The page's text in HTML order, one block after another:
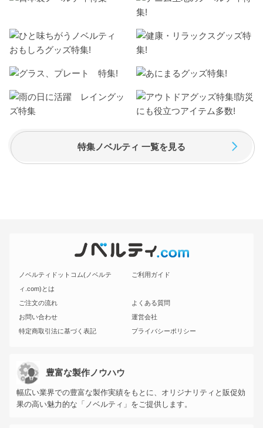
特集ノベルティ 一覧を見る
ノベルティドットコム(ノベルテ
ィ.com)とは
ご利用ガイド
ご注文の流れ
よくある質問
お問い合わせ
運営会社
特定商取引法に基づく表記
プライバシーポリシー
豊富な製作ノウハウ
幅広い業界での豊富な製作実績をもとに、オリジナリティと販促効
果の高い魅力的な「ノベルティ」をご提供します。